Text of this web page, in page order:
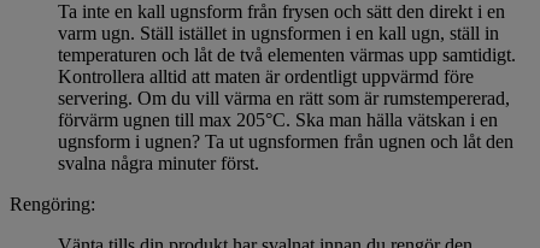
Ta inte en kall ugnsform från frysen och sätt den direkt i en
varm ugn. Ställ istället in ugnsformen i en kall ugn, ställ in
temperaturen och låt de två elementen värmas upp samtidigt.
Kontrollera alltid att maten är ordentligt uppvärmd före
servering. Om du vill värma en rätt som är rumstempererad,
förvärm ugnen till max 205°C. Ska man hälla vätskan i en
ugnsform i ugnen? Ta ut ugnsformen från ugnen och låt den
svalna några minuter först.
Rengöring: